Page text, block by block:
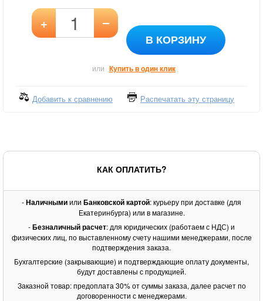
+ –
В КОРЗИНУ
или Купить в один клик
Добавить к сравнению Распечатать эту страницу
КАК ОПЛАТИТЬ?
-Наличнымиили Банковской картой: курьеру при доставке (для
Екатеринбурга) или в магазине.
-Безналичный расчет: для юридических (работаем с НДС) и
физических лиц, по выставленному счету нашими менеджерами, после
подтверждения заказа.
Бухгалтерские (закрывающие) и подтверждающие оплату документы,
будут доставлены с продукцией.
Заказной товар: предоплата 30% от суммы заказа, далее расчет по
договоренности с менеджерами.